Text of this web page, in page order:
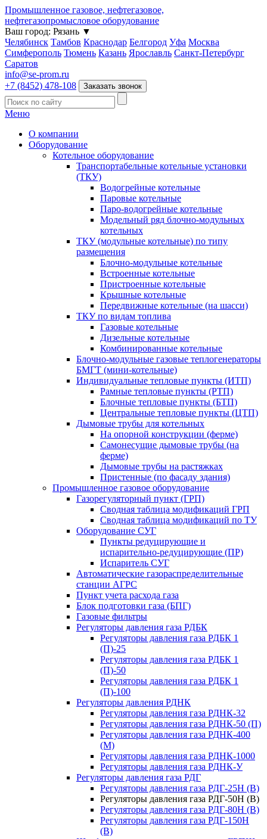
Промышленное газовое, нефтегазовое,
нефтегазопромысловое оборудование
Ваш город: Рязань ▼
Челябинск Тамбов Краснодар Белгород Уфа Москва
Симферополь Тюмень Казань Ярославль Санкт-Петербург
Саратов
info@se-prom.ru
+7 (8452) 478-108
Заказать звонок
Меню
О компании
Оборудование
Котельное оборудование
Транспортабельные котельные установки
(ТКУ)
Водогрейные котельные
Паровые котельные
Паро-водогрейные котельные
Модельный ряд блочно-модульных
котельных
ТКУ (модульные котельные) по типу
размещения
Блочно-модульные котельные
Встроенные котельные
Пристроенные котельные
Крышные котельные
Передвижные котельные (на шасси)
ТКУ по видам топлива
Газовые котельные
Дизельные котельные
Комбинированные котельные
Блочно-модульные газовые теплогенераторы
БМГТ (мини-котельные)
Индивидуальные тепловые пункты (ИТП)
Рамные тепловые пункты (РТП)
Блочные тепловые пункты (БТП)
Центральные тепловые пункты (ЦТП)
Дымовые трубы для котельных
На опорной конструкции (ферме)
Самонесущие дымовые трубы (на
ферме)
Дымовые трубы на растяжках
Пристенные (по фасаду здания)
Промышленное газовое оборудование
Газорегуляторный пункт (ГРП)
Сводная таблица модификаций ГРП
Сводная таблица модификаций по ТУ
Оборудование СУГ
Пункты редуцирующие и
испарительно-редуцирующие (ПР)
Испаритель СУГ
Автоматические газораспределительные
станции АГРС
Пункт учета расхода газа
Блок подготовки газа (БПГ)
Газовые фильтры
Регуляторы давления газа РДБК
Регуляторы давления газа РДБК 1
(П)-25
Регуляторы давления газа РДБК 1
(П)-50
Регуляторы давления газа РДБК 1
(П)-100
Регуляторы давления РДНК
Регуляторы давления газа РДНК-32
Регуляторы давления газа РДНК-50 (П)
Регуляторы давления газа РДНК-400
(М)
Регуляторы давления газа РДНК-1000
Регуляторы давления газа РДНК-У
Регуляторы давления газа РДГ
Регуляторы давления газа РДГ-25Н (В)
Регуляторы давления газа РДГ-50Н (В)
Регуляторы давления газа РДГ-80Н (В)
Регуляторы давления газа РДГ-150Н
(В)